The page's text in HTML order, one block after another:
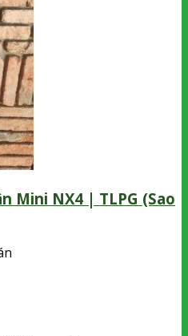
Mini NX4 | TLPG (Sao